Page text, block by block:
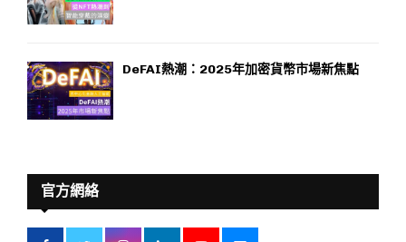
DeFAI熱潮：2025年加密貨幣市場新焦點
官方網絡